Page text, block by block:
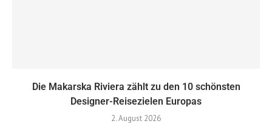
Die Makarska Riviera zählt zu den 10 schönsten
Designer-Reisezielen Europas
2. August 2026